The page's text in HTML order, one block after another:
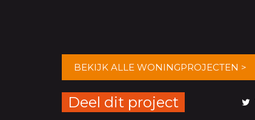
BEKIJK ALLE WONINGPROJECTEN >
Deel dit project